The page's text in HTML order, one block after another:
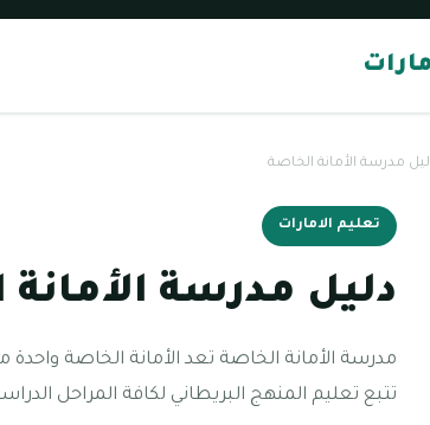
مدرسة الأمانة الخاصة
تعليم الامارات
دليل مدرسة
تتبع تعليم المنهج البريطاني لكافة المراحل